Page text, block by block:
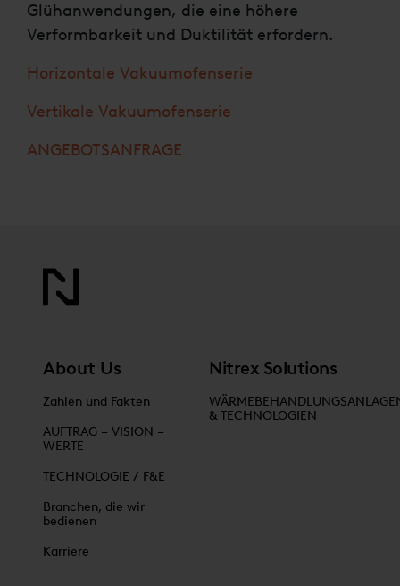
Glühanwendungen, die eine höhere
Verformbarkeit und Duktilität erfordern.
Horizontale Vakuumofenserie
Vertikale Vakuumofenserie
ANGEBOTSANFRAGE
About Us
Zahlen und Fakten
AUFTRAG – VISION –
WERTE
TECHNOLOGIE / F&E
Branchen, die wir
bedienen
Karriere
Nitrex Solutions
& TECHNOLOGIEN